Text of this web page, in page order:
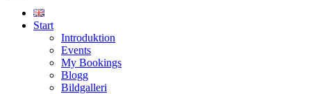
content
Start
Introduktion
Events
My Bookings
Blogg
Bildgalleri